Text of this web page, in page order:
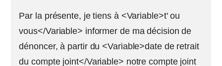
Par la présente, je tiens à <Variable>t' ou
vous</Variable> informer de ma décision de
dénoncer, à partir du <Variable>date de retrait
du compte joint</Variable> notre compte joint